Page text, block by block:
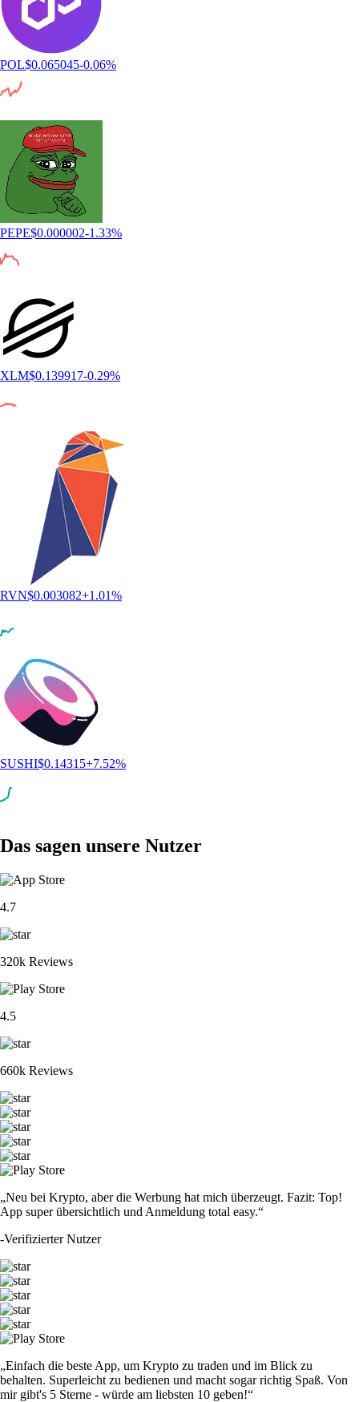
POL$0.065045-0.06%
PEPE$0.000002-1.33%
XLM$0.139917-0.29%
RVN$0.003082+1.01%
SUSHI$0.14315+7.52%
Das sagen unsere Nutzer
4.7
320k Reviews
4.5
660k Reviews
„Neu bei Krypto, aber die Werbung hat mich überzeugt. Fazit: Top!
App super übersichtlich und Anmeldung total easy.“
-Verifizierter Nutzer
„Einfach die beste App, um Krypto zu traden und im Blick zu
behalten. Superleicht zu bedienen und macht sogar richtig Spaß. Von
mir gibt's 5 Sterne - würde am liebsten 10 geben!“